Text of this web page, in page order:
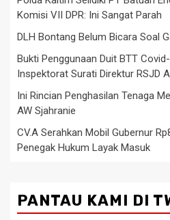
Komisi VII DPR: Ini Sangat Parah
DLH Bontang Belum Bicara Soal
Bukti Penggunaan Duit BTT
Inspektorat Surati Direktur RSJD
Ini Rincian Penghasilan Tenaga
AW Sjahranie
CV.A Serahkan Mobil Gubernur
Penegak Hukum Layak Masuk
PANTAU KAMI DI